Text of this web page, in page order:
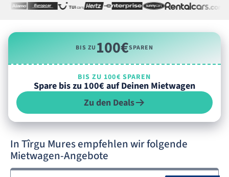
BIS ZU100€SPAREN
BIS ZU 100€ SPAREN
Spare bis zu 100€ auf Deinen Mietwagen
Zu den Deals
In Tîrgu Mures empfehlen wir folgende
Mietwagen-Angebote